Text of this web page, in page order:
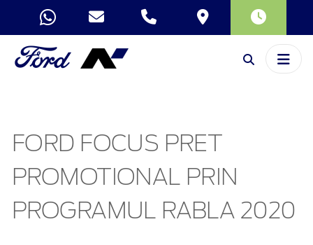
FORD FOCUS PRET
PROMOTIONAL PRIN
PROGRAMUL RABLA 2020